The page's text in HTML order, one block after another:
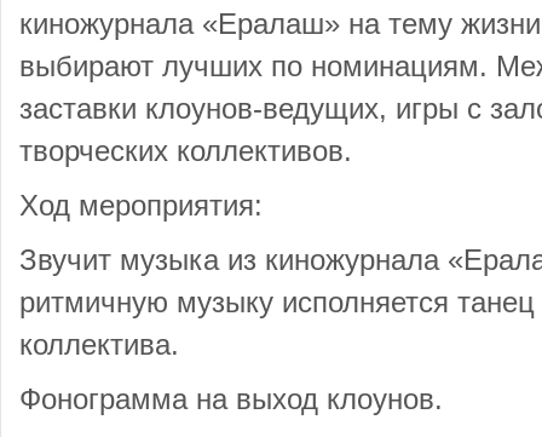
киножурнала «Ералаш» на тему
выбирают лучших по номинациям.
заставки клоунов-ведущих, игры с
творческих коллективов.
Ход мероприятия:
Звучит музыка из киножурнала
ритмичную музыку исполняется танец
коллектива.
Фонограмма на выход клоунов.